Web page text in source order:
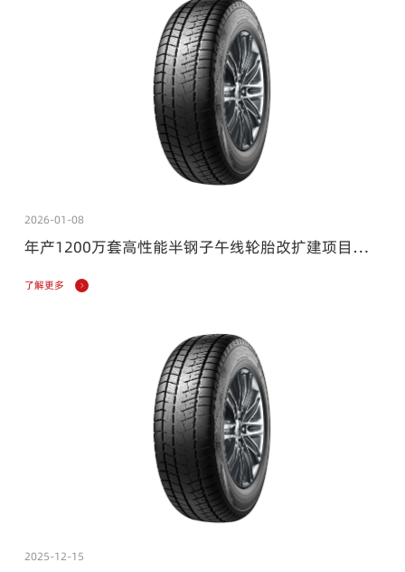
2026-01-08
年产1200万套高性能半钢子午线轮胎改扩建项目环
了解更多
2025-12-15